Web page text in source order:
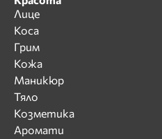
Лице
Коса
Грим
Кожа
Маникюр
Тяло
Козметика
Аромати